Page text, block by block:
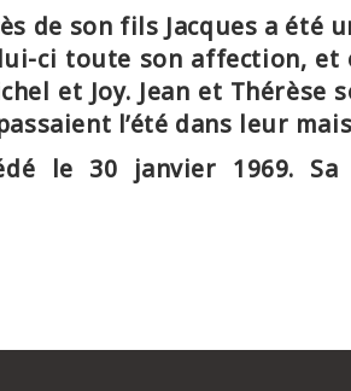
de son fils Jacques a
ci toute son affection,
et Joy. Jean et
l’été dans leur
le 30 janvier 1969. Sa